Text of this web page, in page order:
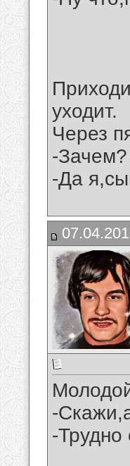
уходит.
Через
-
-Да
-
-Трудно